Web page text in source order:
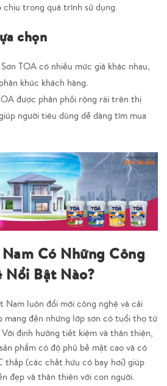
chịu trong quá trình sử dụng.
chọn
Sơn TOA có nhiều mức giá khác nhau,
khúc khách hàng.
được phân phối rộng rãi trên thị
người tiêu dùng dễ dàng tìm mua
Có Những Công
Nổi Bật Nào?
Nam luôn đổi mới công nghệ và cải
mang đến những lớp sơn có tuổi thọ từ
định hướng tiết kiệm và thân thiện,
phẩm có độ phủ bề mặt cao và có
thấp (các chất hữu có bay hơi) giúp
đẹp và thân thiện với con người.